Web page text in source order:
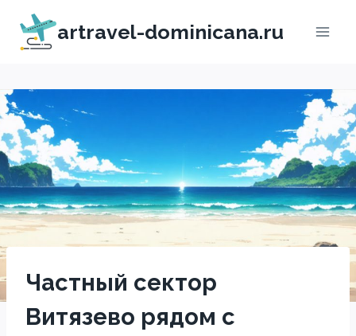
Перейти
содержимому
artravel-dominicana.ru
Частный сектор
Витязево рядом с